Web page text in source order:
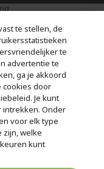
Met 0%
Rente
en diensten die
te stellen, de
te
advertentie te
ga je akkoord
cookies door
Je kunt
intrekken. Onder
voor elk type
zijn, welke
kunt